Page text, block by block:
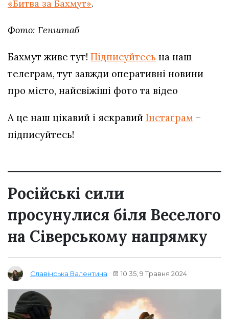
«Битва за Бахмут».
Фото: Генштаб
Бахмут живе тут! Підписуйтесь на наш
телеграм, тут завжди оперативні новини
про місто, найсвіжіші фото та відео
А це наш цікавий і яскравий Інстаграм –
підписуйтесь!
Російські сили
просунулися біля Веселого
на Сіверському напрямку
Славінська Валентина 10:35, 9 Травня 2024